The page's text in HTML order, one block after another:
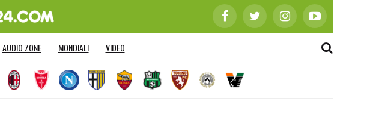
AUDIO ZONE MONDIALI VIDEO